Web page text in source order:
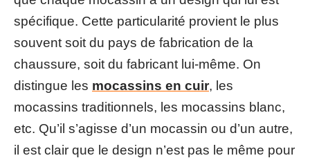
spécifique. Cette particularité provient le plus
souvent soit du pays de fabrication de la
chaussure, soit du fabricant lui-même. On
distingue les mocassins en cuir, les
mocassins traditionnels, les mocassins blanc,
etc. Qu’il s’agisse d’un mocassin ou d’un autre,
il est clair que le design n’est pas le même pour